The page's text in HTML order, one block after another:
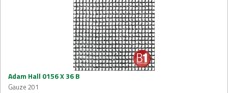
Adam Hall 0156 X 36 B
Gauze 201